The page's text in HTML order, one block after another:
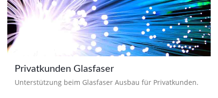
Privatkunden Glasfaser
Unterstützung beim Glasfaser Ausbau für Privatkunden.